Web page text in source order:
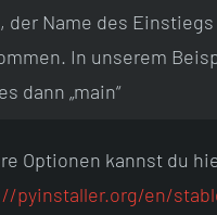
der Name des
In unserem
dann „main“
Optionen kannst du
pyinstaller.org/en/